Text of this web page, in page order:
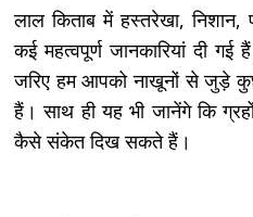
लाल किताब में हस्तरेखा,
कई महत्वपूर्ण जानकारियां दी
जरिए हम आपको नाखूनों से जुड़े
हैं। साथ ही यह भी जानेंगे कि
कैसे संकेत दिख सकते हैं।